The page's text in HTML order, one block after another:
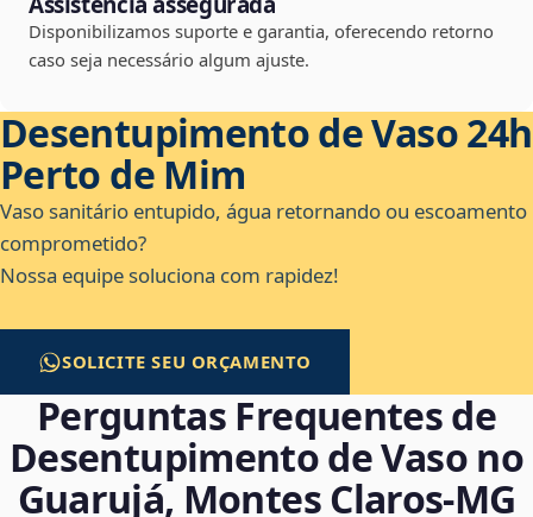
Disponibilizamos suporte e garantia, oferecendo retorno
caso seja necessário algum ajuste.
Desentupimento de Vaso 24h
Perto de Mim
Vaso sanitário entupido, água retornando ou escoamento
comprometido?
Nossa equipe soluciona com rapidez!
SOLICITE SEU ORÇAMENTO
Perguntas Frequentes de
Desentupimento de Vaso no
Guarujá, Montes Claros‑MG